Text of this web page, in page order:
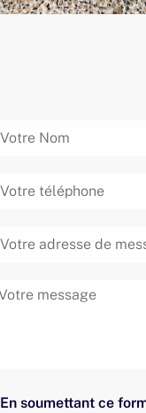
En soumettant ce